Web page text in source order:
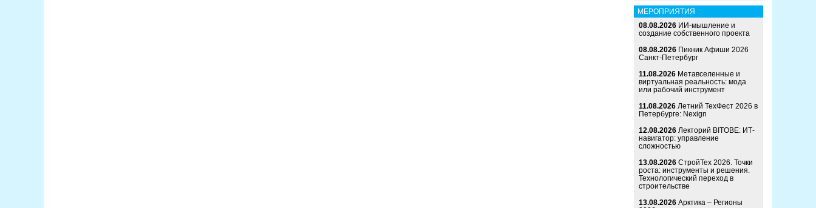
МЕРОПРИЯТИЯ
08.08.2026 ИИ-мышление и
создание собственного проекта
08.08.2026 Пикник Афиши 2026
Санкт-Петербург
11.08.2026 Метавселенные и
виртуальная реальность: мода
или рабочий инструмент
11.08.2026 Летний ТехФест 2026 в
Петербурге: Nexign
12.08.2026 Лекторий BITOBE: ИТ-
навигатор: управление
сложностью
13.08.2026 СтройТех 2026. Точки
роста: инструменты и решения.
Технологический переход в
строительстве
13.08.2026 Арктика – Регионы